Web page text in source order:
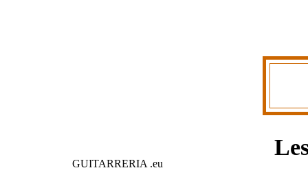
GUITARRERIA .eu